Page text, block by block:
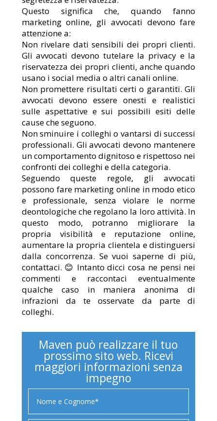
Questo significa che, quando fanno
marketing online, gli avvocati devono fare
attenzione a:
Non rivelare dati sensibili dei propri clienti.
Gli avvocati devono tutelare la privacy e la
riservatezza dei propri clienti, anche quando
usano i social media o altri canali online.
Non promettere risultati certi o garantiti. Gli
avvocati devono essere onesti e realistici
sulle aspettative e sui possibili esiti delle
cause che seguono.
Non sminuire i colleghi o vantarsi di successi
professionali. Gli avvocati devono mantenere
un comportamento dignitoso e rispettoso nei
confronti dei colleghi e della categoria.
Seguendo queste regole, gli avvocati
possono fare marketing online in modo etico
e professionale, senza violare le norme
deontologiche che regolano la loro attività. In
questo modo, potranno migliorare la
propria visibilità e reputazione online,
aumentare la propria clientela e distinguersi
dalla concorrenza. Se vuoi saperne di più,
contattaci. 😊 Intanto dicci cosa ne pensi nei
commenti e raccontaci eventualmente
qualche caso in maniera anonima di
infrazioni da te osservate da parte di
colleghi.
Maven può realizzare il tuo
prossimo sito web. Ricevi
maggiori informazioni senza
impegno